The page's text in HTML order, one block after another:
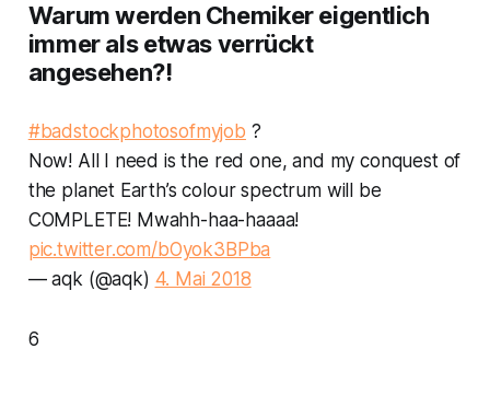
Warum werden Chemiker eigentlich
immer als etwas verrückt
angesehen?!
#badstockphotosofmyjob ?
Now! All I need is the red one, and my conquest of
the planet Earth’s colour spectrum will be
COMPLETE! Mwahh-haa-haaaa!
pic.twitter.com/bOyok3BPba
— aqk (@aqk) 4. Mai 2018
6